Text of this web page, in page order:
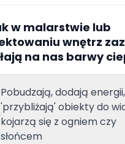
w malarstwie lub
wnętrz
na nas barwy
Pobudzają, dodają energii,
'przybliżają' obiekty do
kojarzą się z ogniem czy
słońcem